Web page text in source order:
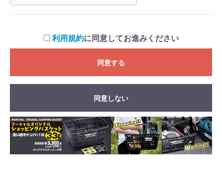
利用規約に同意してお進みください
同意する
同意しない